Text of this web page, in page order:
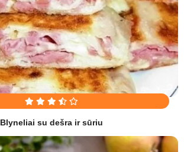
Blyneliai su dešra ir sūriu